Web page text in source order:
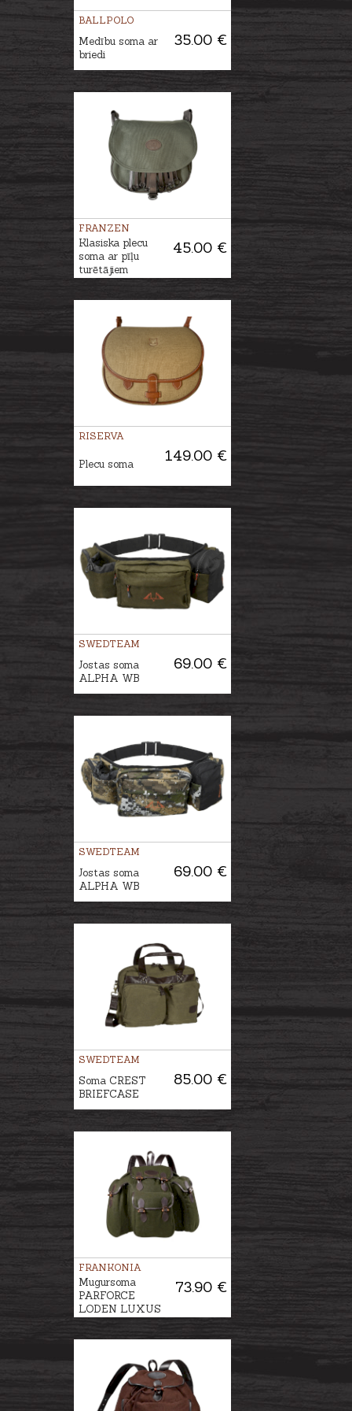
BALLPOLO
35.00 €
Medību soma ar
briedi
FRANZEN
45.00 €
Klasiska plecu
soma ar pīļu
turētājiem
RISERVA
149.00 €
Plecu soma
SWEDTEAM
69.00 €
Jostas soma
ALPHA WB
SWEDTEAM
69.00 €
Jostas soma
ALPHA WB
SWEDTEAM
85.00 €
Soma CREST
BRIEFCASE
FRANKONIA
73.90 €
Mugursoma
PARFORCE
LODEN LUXUS